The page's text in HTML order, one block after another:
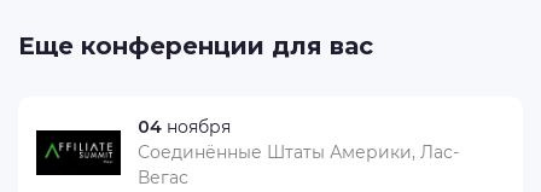
Еще конференции для вас
04 ноября
Соединённые Штаты Америки, Лас-
Вегас